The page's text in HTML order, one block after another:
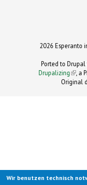
2026 Esperanto
Ported to
Drupalizing(link, a
Original
Wir benutzen technisch